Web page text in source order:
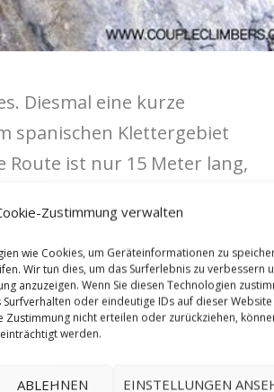
Zustimmung verwalten
wie Cookies, um Geräteinformationen zu
Wir tun dies, um das Surferlebnis zu verbessern
anzuzeigen. Wenn Sie diesen Technologien
oder eindeutige IDs auf dieser Website
Zustimmung nicht erteilen oder zurückziehen,
werden.
ABLEHNEN EINSTELLUNGEN
Diesmal eine kurze
spanischen Klettergebiet
Route ist nur 15 Meter lang,
der Einstufung und überlässt
Aussage, schwerste
kann, dürfte es
sie Jonatan nach der
Das dürfte wohl